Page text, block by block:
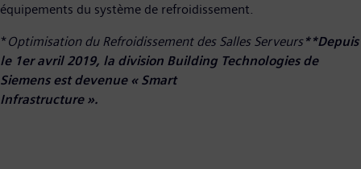
équipements du système de refroidissement.
*Optimisation du Refroidissement des Salles Serveurs**Depuis
le 1er avril 2019, la division Building Technologies de
Siemens est devenue « Smart
Infrastructure ».